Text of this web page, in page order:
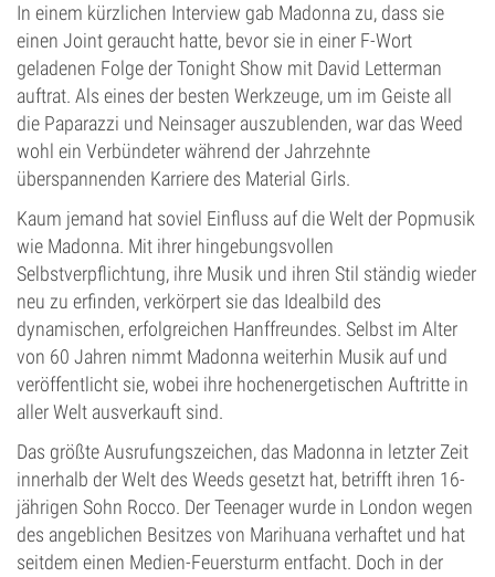
In einem kürzlichen Interview gab Madonna zu, dass sie
einen Joint geraucht hatte, bevor sie in einer F-Wort
geladenen Folge der Tonight Show mit David Letterman
auftrat. Als eines der besten Werkzeuge, um im Geiste all
die Paparazzi und Neinsager auszublenden, war das Weed
wohl ein Verbündeter während der Jahrzehnte
überspannenden Karriere des Material Girls.
Kaum jemand hat soviel Einfluss auf die Welt der Popmusik
wie Madonna. Mit ihrer hingebungsvollen
Selbstverpflichtung, ihre Musik und ihren Stil ständig wieder
neu zu erfinden, verkörpert sie das Idealbild des
dynamischen, erfolgreichen Hanffreundes. Selbst im Alter
von 60 Jahren nimmt Madonna weiterhin Musik auf und
veröffentlicht sie, wobei ihre hochenergetischen Auftritte in
aller Welt ausverkauft sind.
Das größte Ausrufungszeichen, das Madonna in letzter Zeit
innerhalb der Welt des Weeds gesetzt hat, betrifft ihren 16-
jährigen Sohn Rocco. Der Teenager wurde in London wegen
des angeblichen Besitzes von Marihuana verhaftet und hat
seitdem einen Medien-Feuersturm entfacht. Doch in der